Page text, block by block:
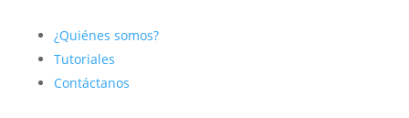
¿Quiénes somos?
Tutoriales
Contáctanos